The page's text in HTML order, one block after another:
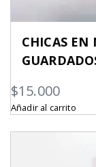
CHICAS EN
$15.000
Añadir al carrito